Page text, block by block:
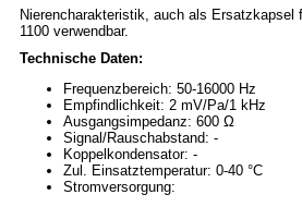
Nierencharakteristik, auch als Ersatzkapsel
1100 verwendbar.
Technische Daten:
Frequenzbereich: 50-16000 Hz
Empfindlichkeit: 2 mV/Pa/1 kHz
Ausgangsimpedanz: 600 Ω
Signal/Rauschabstand: -
Koppelkondensator: -
Zul. Einsatztemperatur: 0-40 °C
Stromversorgung: